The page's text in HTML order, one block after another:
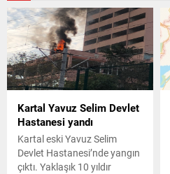
Kartal Yavuz Selim Devlet
Hastanesi yandı
Kartal eski Yavuz Selim
Devlet Hastanesi’nde yangın
çıktı. Yaklaşık 10 yıldır